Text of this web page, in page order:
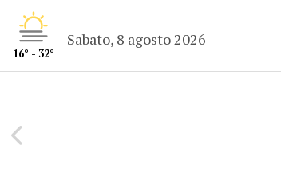
16° - 32°
Sabato, 8 agosto 2026